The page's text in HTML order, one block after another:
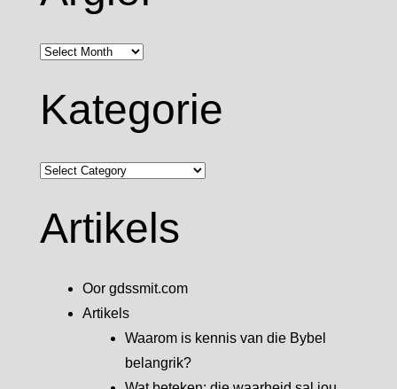
Argief
Kategorie
Kategorie
Artikels
Oor gdssmit.com
Artikels
Waarom is kennis van die Bybel
belangrik?